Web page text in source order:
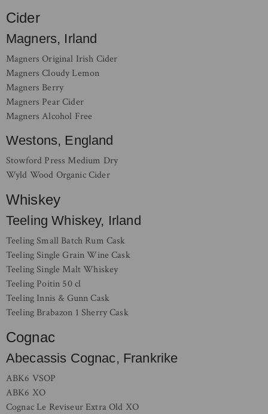
Cider
Magners, Irland
Magners Original Irish Cider
Magners Cloudy Lemon
Magners Berry
Magners Pear Cider
Magners Alcohol Free
Westons, England
Stowford Press Medium Dry
Wyld Wood Organic Cider
Whiskey
Teeling Whiskey, Irland
Teeling Small Batch Rum Cask
Teeling Single Grain Wine Cask
Teeling Single Malt Whiskey
Teeling Poitin 50 cl
Teeling Innis & Gunn Cask
Teeling Brabazon 1 Sherry Cask
Cognac
Abecassis Cognac, Frankrike
ABK6 VSOP
ABK6 XO
Cognac Le Reviseur Extra Old XO